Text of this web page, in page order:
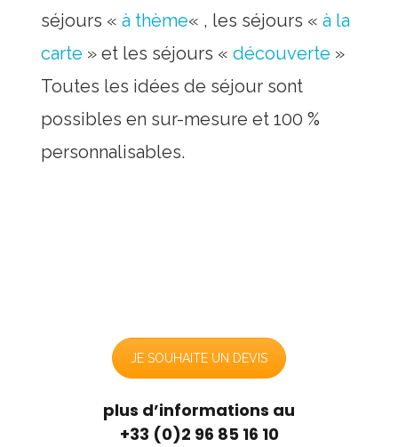
séjours «à thème« , les séjours «à la
carte » et les séjours «découverte »
Toutes les idées de séjour sont
possibles en sur-mesure et 100 %
personnalisables.
JE SOUHAITE UN DEVIS
plus d’informations au
+33 (0)2 96 85 16 10